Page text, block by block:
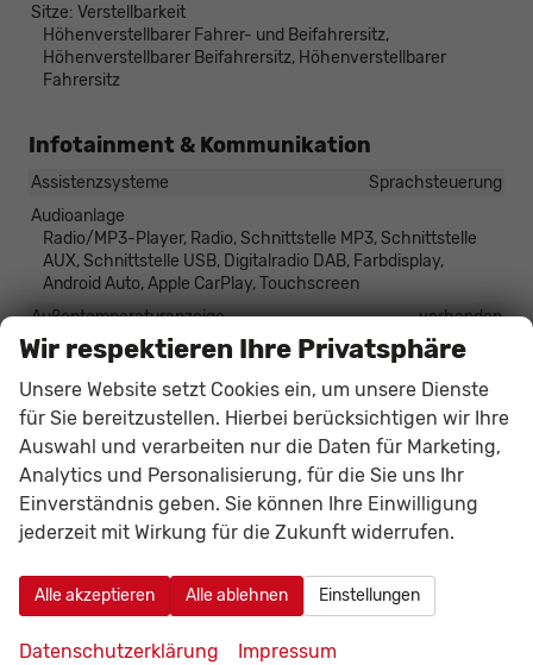
Sitze: Verstellbarkeit
Höhenverstellbarer Fahrer- und Beifahrersitz,
Höhenverstellbarer Beifahrersitz, Höhenverstellbarer
Fahrersitz
Infotainment & Kommunikation
Assistenzsysteme
Sprachsteuerung
Audioanlage
Radio/MP3-Player, Radio, Schnittstelle MP3, Schnittstelle
AUX, Schnittstelle USB, Digitalradio DAB, Farbdisplay,
Android Auto, Apple CarPlay, Touchscreen
Außentemperaturanzeige
vorhanden
Bordcomputer
vorhanden
Navigationssystem
Navigation mit Bildschirm, Navigation per Audio
Telefon
Freisprecheinrichtung, Bluetooth, Induktionsladen für
Smartphones
Uhr & Drehzahlmesser
vorhanden
Sicherheit & Assistenz
Airbags
Wir respektieren Ihre Privatsphäre
Unsere Website setzt Cookies ein, um unsere Dienste
für Sie bereitzustellen. Hierbei berücksichtigen wir Ihre
Auswahl und verarbeiten nur die Daten für Marketing,
Analytics und Personalisierung, für die Sie uns Ihr
Einverständnis geben. Sie können Ihre Einwilligung
jederzeit mit Wirkung für die Zukunft widerrufen.
Alle akzeptieren Alle ablehnen Einstellungen
Datenschutzerklärung Impressum